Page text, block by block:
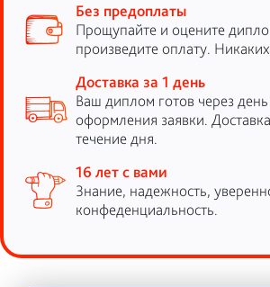
Без предоплаты
Прощупайте и оцените
произведите оплату.
Доставка за 1 день
Ваш диплом готов через
оформления заявки.
течение дня.
16 лет с вами
Знание, надежность,
конфеденциальность.